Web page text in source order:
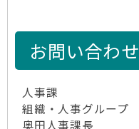
お問い合わせ
人事課
組織・人事グループ
奥田人事課長